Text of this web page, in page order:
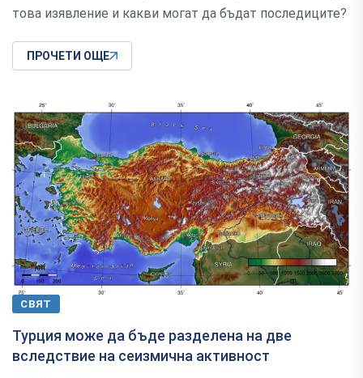
това изявление и какви могат да бъдат последиците?
ПРОЧЕТИ ОЩЕ
СВЯТ
Турция може да бъде разделена на две
вследствие на сеизмична активност